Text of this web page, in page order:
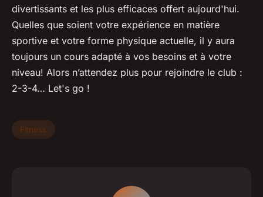
divertissants et les plus efficaces offert aujourd'hui.
Quelles que soient votre expérience en matière
sportive et votre forme physique actuelle, il y aura
toujours un cours adapté à vos besoins et à votre
niveau! Alors n’attendez plus pour rejoindre le club :
2-3-4… Let's go !
Fitness